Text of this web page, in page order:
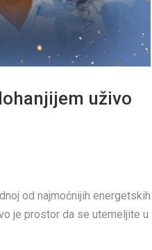
uživo
od najmoćnijih energetskih
je prostor da se utemeljite u